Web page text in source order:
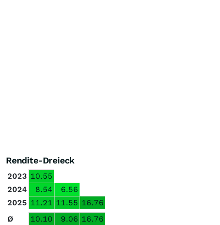
Rendite-Dreieck
2023 10.55
2024
8.54
6.56
2025 11.21 11.55 16.76
Ø
10.10 9.06 16.76